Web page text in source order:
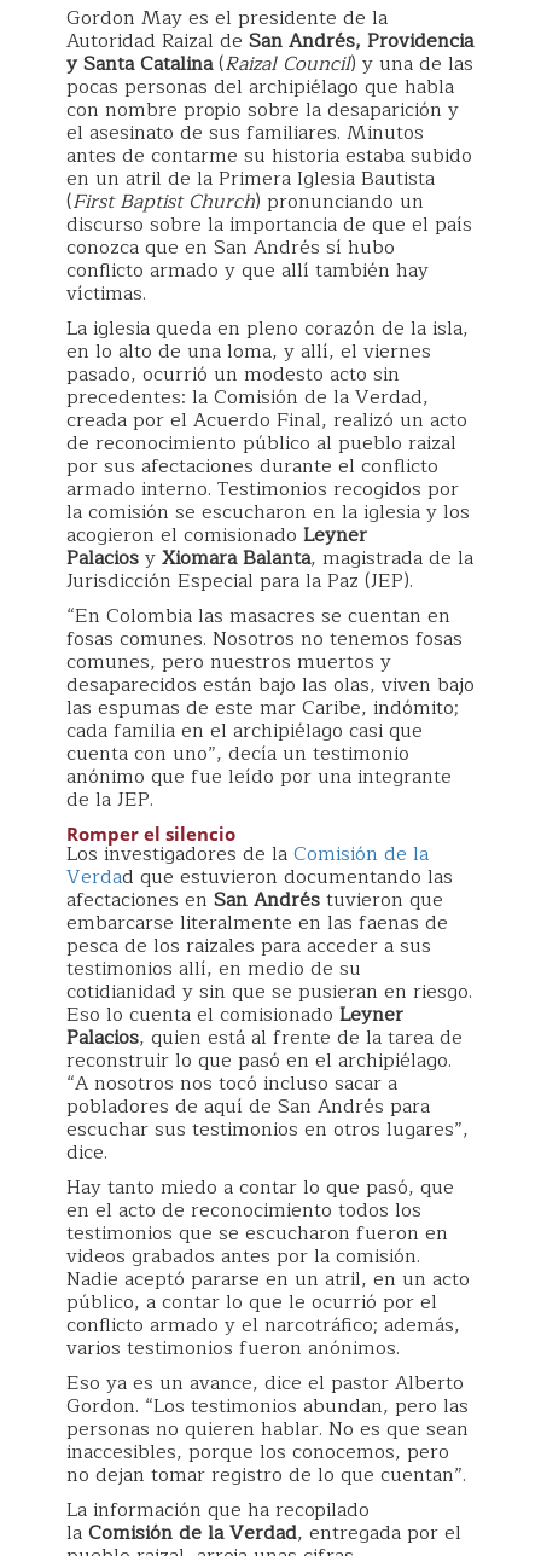
Gordon May es el presidente de la
Autoridad Raizal de San Andrés, Providencia
y Santa Catalina(Raizal Council) y una de las
pocas personas del archipiélago que habla
con nombre propio sobre la desaparición y
el asesinato de sus familiares. Minutos
antes de contarme su historia estaba subido
en un atril de la Primera Iglesia Bautista
(First Baptist Church) pronunciando un
discurso sobre la importancia de que el país
conozca que en San Andrés sí hubo
conflicto armado y que allí también hay
víctimas.
La iglesia queda en pleno corazón de la isla,
en lo alto de una loma, y allí, el viernes
pasado, ocurrió un modesto acto sin
precedentes: la Comisión de la Verdad,
creada por el Acuerdo Final, realizó un acto
de reconocimiento público al pueblo raizal
por sus afectaciones durante el conflicto
armado interno. Testimonios recogidos por
la comisión se escucharon en la iglesia y los
acogieron el comisionado Leyner
PalaciosyXiomara Balanta, magistrada de la
Jurisdicción Especial para la Paz (JEP).
“En Colombia las masacres se cuentan en
fosas comunes. Nosotros no tenemos fosas
comunes, pero nuestros muertos y
desaparecidos están bajo las olas, viven bajo
las espumas de este mar Caribe, indómito;
cada familia en el archipiélago casi que
cuenta con uno”, decía un testimonio
anónimo que fue leído por una integrante
de la JEP.
Romper el silencio
Los investigadores de laComisión de la
Verdad que estuvieron documentando las
afectaciones en San Andréstuvieron que
embarcarse literalmente en las faenas de
pesca de los raizales para acceder a sus
testimonios allí, en medio de su
cotidianidad y sin que se pusieran en riesgo.
Eso lo cuenta el comisionado Leyner
Palacios, quien está al frente de la tarea de
reconstruir lo que pasó en el archipiélago.
“A nosotros nos tocó incluso sacar a
pobladores de aquí de San Andrés para
escuchar sus testimonios en otros lugares”,
dice.
Hay tanto miedo a contar lo que pasó, que
en el acto de reconocimiento todos los
testimonios que se escucharon fueron en
videos grabados antes por la comisión.
Nadie aceptó pararse en un atril, en un acto
público, a contar lo que le ocurrió por el
conflicto armado y el narcotráfico; además,
varios testimonios fueron anónimos.
Eso ya es un avance, dice el pastor Alberto
Gordon. “Los testimonios abundan, pero las
personas no quieren hablar. No es que sean
inaccesibles, porque los conocemos, pero
no dejan tomar registro de lo que cuentan”.
La información que ha recopilado
laComisión de la Verdad, entregada por el